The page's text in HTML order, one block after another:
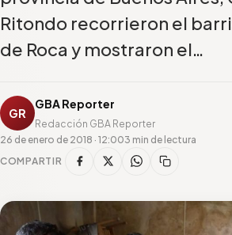
Ritondo recorrieron el
de Roca y mostraron el…
GR
GBA Reporter
Redacción GBA Reporter
26 de enero de 2018 · 12:003 min de lectura
COMPARTIR